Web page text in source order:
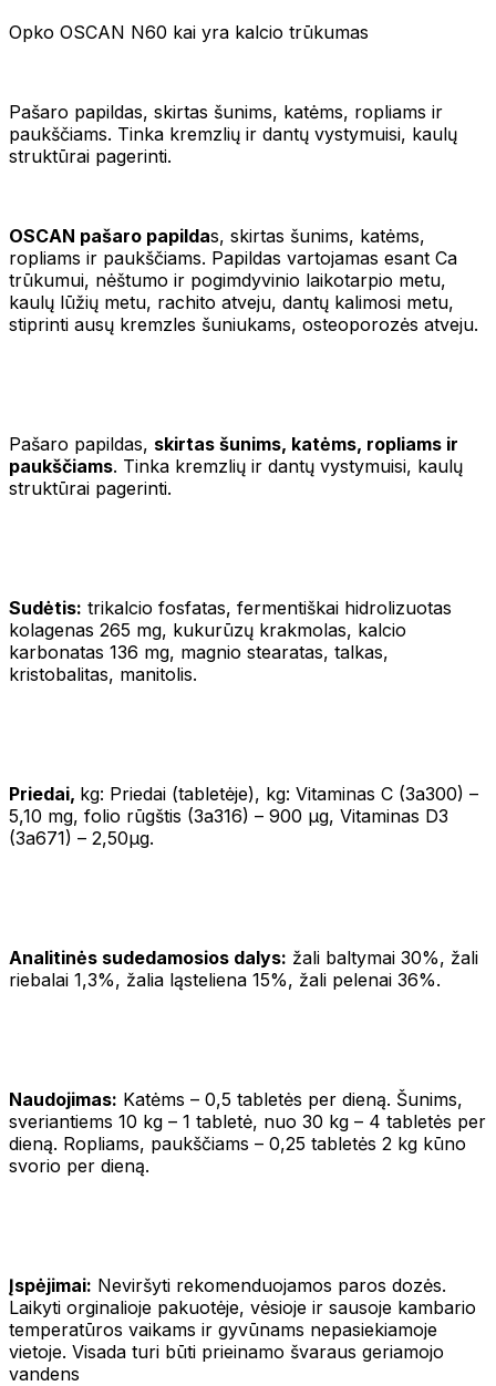
Opko OSCAN N60 kai yra kalcio trūkumas
Pašaro papildas, skirtas šunims, katėms, ropliams ir
paukščiams. Tinka kremzlių ir dantų vystymuisi, kaulų
struktūrai pagerinti.
OSCAN pašaro papildas, skirtas šunims, katėms,
ropliams ir paukščiams. Papildas vartojamas esant Ca
trūkumui, nėštumo ir pogimdyvinio laikotarpio metu,
kaulų lūžių metu, rachito atveju, dantų kalimosi metu,
stiprinti ausų kremzles šuniukams, osteoporozės atveju.
Pašaro papildas, skirtas šunims, katėms, ropliams ir
paukščiams. Tinka kremzlių ir dantų vystymuisi, kaulų
struktūrai pagerinti.
Sudėtis: trikalcio fosfatas, fermentiškai hidrolizuotas
kolagenas 265 mg, kukurūzų krakmolas, kalcio
karbonatas 136 mg, magnio stearatas, talkas,
kristobalitas, manitolis.
Priedai, kg: Priedai (tabletėje), kg: Vitaminas C (3a300) –
5,10 mg, folio rūgštis (3a316) – 900 μg, Vitaminas D3
(3a671) – 2,50μg.
Analitinės sudedamosios dalys: žali baltymai 30%, žali
riebalai 1,3%, žalia ląsteliena 15%, žali pelenai 36%.
Naudojimas: Katėms – 0,5 tabletės per dieną. Šunims,
sveriantiems 10 kg – 1 tabletė, nuo 30 kg – 4 tabletės per
dieną. Ropliams, paukščiams – 0,25 tabletės 2 kg kūno
svorio per dieną.
Įspėjimai: Neviršyti rekomenduojamos paros dozės.
Laikyti orginalioje pakuotėje, vėsioje ir sausoje kambario
temperatūros vaikams ir gyvūnams nepasiekiamoje
vietoje. Visada turi būti prieinamo švaraus geriamojo
vandens